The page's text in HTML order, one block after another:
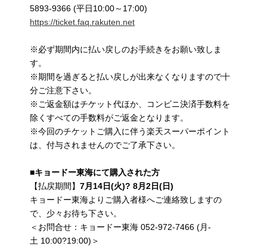
5893-9366 (平日10:00～17:00)
https://ticket.faq.rakuten.net
※必ず期間内に払い戻しのお手続きをお願い致しま
す。
※期間を過ぎると払い戻しが出来なくなりますので十
分ご注意下さい。
※ご返金額はチケット代ほか、コンビニ決済手数料を
除くすべての手数料がご返金となります。
※今回のチケットご購入に伴う楽天スーパーポイント
は、付与されませんのでご了承下さい。
■キョードー東海にて購入された方
【払戻期間】 7月 14日(火)? 8月 2日(日)
キョードー東海よりご購入者様へご連絡致しますの
で、少々お待ち下さい。
＜お問合せ：キョードー東海 052-972-7466 (月-
土 10:00?19:00)＞